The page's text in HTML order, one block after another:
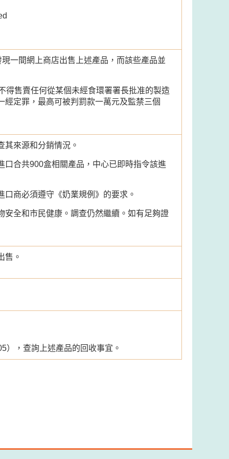
一間網上商店出售上述產品，而該些產品並
得售賣任何從某個未經食環署署長批准的製造
定罪，最高可被判罰款一萬元及監禁三個
其來源和分銷情況。
口合共900盒相關產品，中心已即時指令該進
商必須遵守《奶業規例》的要求。
安全和市民健康。調查仍然繼續。如有足夠證
售。
），查詢上述產品的回收事宜。